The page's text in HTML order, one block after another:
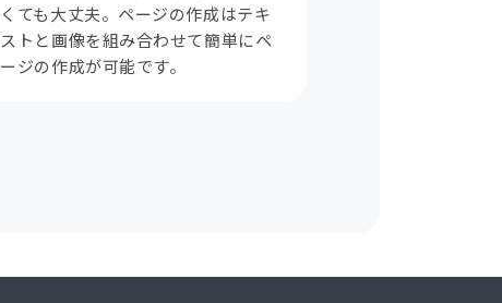
くても大丈夫。ページの作成はテキ
ストと画像を組み合わせて簡単にペ
ージの作成が可能です。